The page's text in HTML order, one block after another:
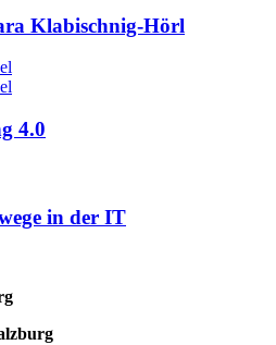
Klabischnig-Hörl
4.0
in der IT